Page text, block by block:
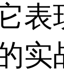
表
实